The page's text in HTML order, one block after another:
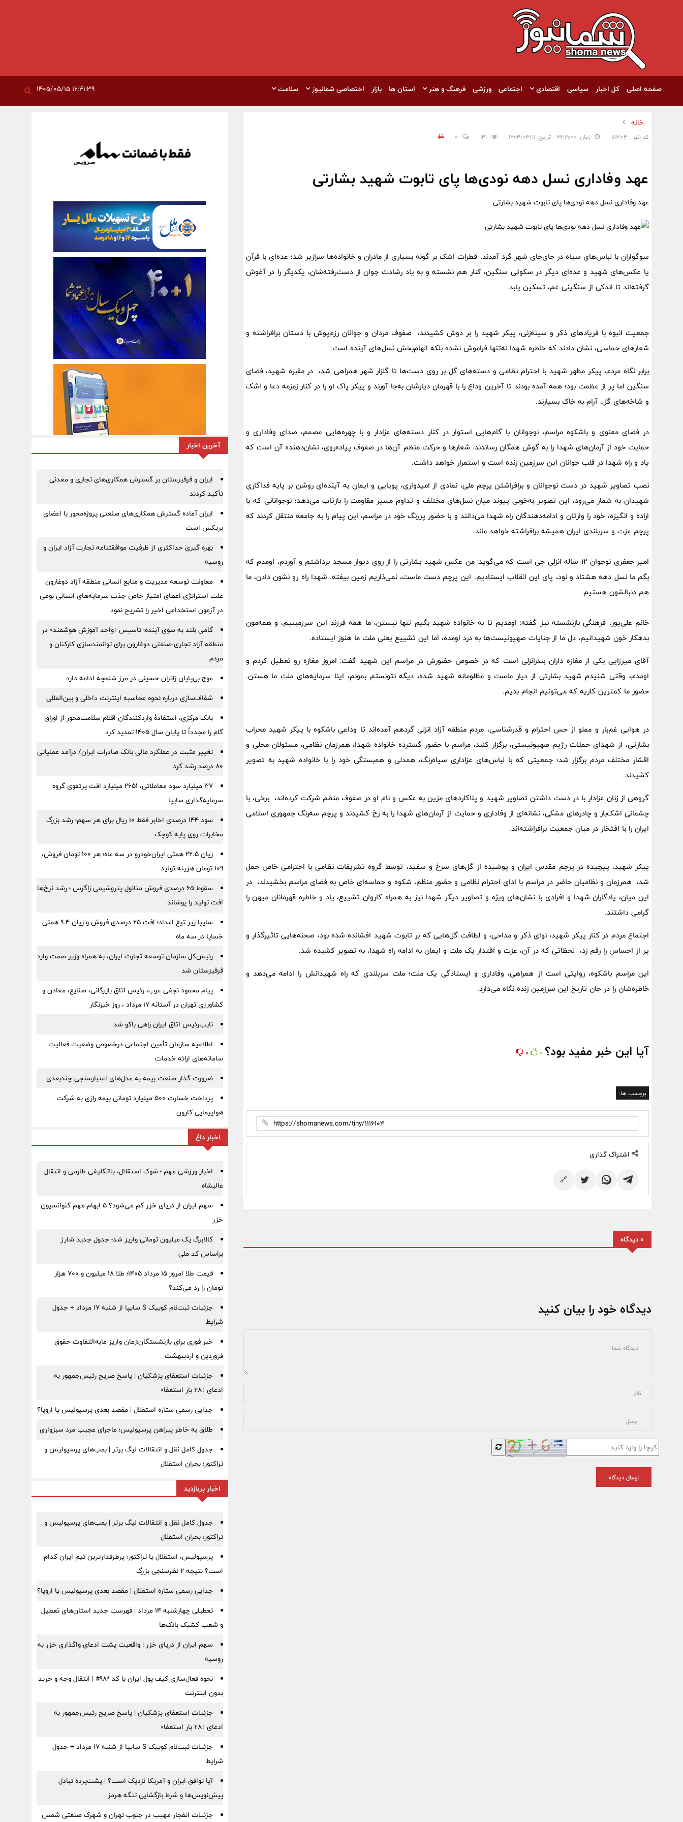
صفحه اصلی کل اخبار سیاسی اقتصادی اجتماعی ورزشی فرهنگ و هنر استان ها بازار اختصاصی شمانیوز سلامت
خانه
کد خبر : 1116104 زمان: ۲۲:۱۹:۰۰ - تاریخ: ۱۴۰۴/۰۴/۱۱ 0
عهد وفاداری نسل دهه نودی‌ها پای تابوت شهید بشارتی
عهد وفاداری نسل دهه نودی‌ها پای تابوت شهید بشارتی
سوگواران با لباس‌های سیاه در جای‌جای شهر گرد آمدند، قطرات اشک بر گونه بسیاری از مادران و خانواده‌ها سرازیر شد؛ عده‌ای با قرآن
یا عکس‌های شهید و عده‌ای دیگر در سکوتی سنگین، کنار هم نشسته و به یاد رشادت جوان از دست‌رفته‌شان، یکدیگر را در آغوش
گرفته‌اند تا اندکی از سنگینی غم، تسکین یابد.
جمعیت انبوه با فریادهای ذکر و سینه‌زنی، پیکر شهید را بر دوش کشیدند، صفوف مردان و جوانان رزم‌پوش با دستان برافراشته و
شعارهای حماسی، نشان دادند که خاطره شهدا نه‌تنها فراموش نشده بلکه الهام‌بخش نسل‌های آینده است.
برابر نگاه مردم، پیکر مطهر شهید با احترام نظامی و دسته‌های گل بر روی دست‌ها تا گلزار شهر همراهی شد، در مقبره شهید، فضای
سنگین اما پر از عظمت بود؛ همه آمده بودند تا آخرین وداع را با قهرمان دیارشان به‌جا آورند و پیکر پاک او را در کنار زمزمه دعا و اشک
و شاخه‌های گل، آرام به خاک بسپارند.
در فضای معنوی و باشکوه مراسم، نوجوانان با گام‌هایی استوار در کنار دسته‌های عزادار و با چهره‌هایی مصمم، صدای وفاداری و
حمایت خود از آرمان‌های شهدا را به گوش همگان رساندند. شعارها و حرکت منظم آن‌ها در صفوف پیاده‌روی، نشان‌دهنده آن است که
یاد و راه شهدا در قلب جوانان این سرزمین زنده است و استمرار خواهد داشت.
نصب تصاویر شهید در دست نوجوانان و برافراشتن پرچم ملی، نمادی از امیدواری، پویایی و ایمان به آینده‌ای روشن بر پایه فداکاری
شهیدان به شمار می‌رود، این تصویر به‌خوبی پیوند میان نسل‌های مختلف و تداوم مسیر مقاومت را بازتاب می‌دهد؛ نوجوانانی که با
اراده و انگیزه، خود را وارثان و ادامه‌دهندگان راه شهدا می‌دانند و با حضور پررنگ خود در مراسم، این پیام را به جامعه منتقل کردند که
پرچم عزت و سربلندی ایران همیشه برافراشته خواهد ماند.
امیر جعفری نوجوان 12 ساله انزلی چی است که می‌گوید: من عکس شهید بشارتی را از روی دیوار مسجد برداشتم و آوردم، اومدم که
بگم ما نسل دهه هشتاد و نود، پای این انقلاب ایستادیم. این پرچم دست ماست، نمی‌ذاریم زمین بیفته. شهدا راه رو نشون دادن، ما
هم دنبالشون هستیم.
خانم علی‌پور، فرهنگی بازنشسته نیز گفته: اومدیم تا به خانواده شهید بگیم تنها نیستن، ما همه فرزند این سرزمینیم، و همه‌مون
بدهکار خون شهیدانیم، دل ما از جنایات صهیونیست‌ها به درد اومده، اما این تشییع یعنی ملت ما هنوز ایستاده.
آقای میرزایی یکی از مغازه داران بندرانزلی است که در خصوص حضورش در مراسم این شهید گفت: امروز مغازه رو تعطیل کردم و
اومدم، وقتی شنیدم شهید بشارتی از دیار ماست و مظلومانه شهید شده، دیگه نتونستم بمونم، اینا سرمایه‌های ملت ما هستن.
حضور ما کمترین کاریه که می‌تونیم انجام بدیم.
در هوایی غم‌بار و مملو از حس احترام و قدرشناسی، مردم منطقه آزاد انزلی گردهم آمده‌اند تا وداعی باشکوه با پیکر شهید محراب
بشارتی، از شهدای حملات رژیم صهیونیستی، برگزار کنند، مراسم با حضور گسترده خانواده شهدا، همرزمان نظامی، مسئولان محلی و
اقشار مختلف مردم برگزار شد؛ جمعیتی که با لباس‌های عزاداری سیاه‌رنگ، همدلی و همبستگی خود را با خانواده شهید به تصویر
کشیدند.
گروهی از زنان عزادار با در دست داشتن تصاویر شهید و پلاکاردهای مزین به عکس و نام او در صفوف منظم شرکت کرده‌اند، برخی، با
چشمانی اشک‌بار و چادرهای مشکی، نشانه‌ای از وفاداری و حمایت از آرمان‌های شهدا را به رخ کشیدند و پرچم سه‌رنگ جمهوری اسلامی
ایران را با افتخار در میان جمعیت برافراشته‌اند.
پیکر شهید، پیچیده در پرچم مقدس ایران و پوشیده از گل‌های سرخ و سفید، توسط گروه تشریفات نظامی با احترامی خاص حمل
شد، همرزمان و نظامیان حاضر در مراسم با ادای احترام نظامی و حضور منظم، شکوه و حماسه‌ای خاص به فضای مراسم بخشیدند، در
این میان، یادگاران شهدا و افرادی با نشان‌های ویژه و تصاویر دیگر شهدا نیز به همراه کاروان تشییع، یاد و خاطره قهرمانان میهن را
گرامی داشتند.
اجتماع مردم در کنار پیکر شهید، نوای ذکر و مداحی، و لطافت گل‌هایی که بر تابوت شهید افشانده شده بود، صحنه‌هایی تاثیرگذار و
پر از احساس را رقم زد، لحظاتی که در آن، عزت و اقتدار یک ملت و ایمان به ادامه راه شهدا، به تصویر کشیده شد.
این مراسم باشکوه، روایتی است از همراهی، وفاداری و ایستادگی یک ملت؛ ملت سربلندی که راه شهیدانش را ادامه می‌دهد و
خاطره‌شان را در جان تاریخ این سرزمین زنده نگاه می‌دارد.
آیا این خبر مفید بود؟ 0
0
برچسب ها:
اشتراک گذاری
🔗
0 دیدگاه
دیدگاه خود را بیان کنید
ارسال دیدگاه
آخرین اخبار
ایران و قرقیزستان بر گسترش همکاری‌های تجاری و معدنی
تأکید کردند
ایران آماده گسترش همکاری‌های صنعتی پروژه‌محور با اعضای
بریکس است
بهره گیری حداکثری از ظرفیت موافقتنامه تجارت آزاد ایران و
روسیه
معاونت توسعه مدیریت و منابع انسانی منطقه آزاد دوغارون
علت استراتژی اعطای امتیاز خاص جذب سرمایه‌های انسانی بومی
در آزمون استخدامی اخیر را تشریح نمود
گامی بلند به سوی آینده؛ تأسیس «واحد آموزش هوشمند» در
منطقه آزاد تجاری-صنعتی دوغارون برای توانمندسازی کارکنان و
مردم
موج بی‌پایان زائران حسینی در مرز شلمچه ادامه دارد
شفاف‌سازی درباره نحوه محاسبه اینترنت داخلی و بین‌المللی
بانک مرکزی، استفادۀ واردکنندگان اقلام سلامت‌محور از اوراق
گام را مجدداً تا پایان سال ۱۴۰۵ تمدید کرد
تغییر مثبت در عملکرد مالی بانک صادرات ایران/ درآمد عملیاتی
80 درصد رشد کرد
۳۷ میلیارد سود معاملاتی، ۲۶۵۱ میلیارد افت پرتفوی گروه
سرمایه‌گذاری سایپا
سود ۱۴۴ درصدی اخابر فقط ۱۰ ریال برای هر سهم؛ رشد بزرگ
مخابرات روی پایه کوچک
زیان ۲۲.۵ همتی ایران‌خودرو در سه ماه؛ هر ۱۰۰ تومان فروش،
۱۰۹ تومان هزینه تولید
سقوط ۶۵ درصدی فروش متانول پتروشیمی زاگرس ؛ رشد نرخ‌ها
افت تولید را پوشاند
سایپا زیر تیغ اعداد؛ افت ۲۵ درصدی فروش و زیان ۹.۴ همتی
خساپا در سه ماه
رئیس‌کل سازمان توسعه تجارت ایران، به همراه وزیر صمت وارد
قرقیزستان شد
پیام محمود نجفی عرب، رئیس اتاق بازرگانی، صنایع، معادن و
کشاورزی تهران در آستانه 17 مرداد ، روز خبرنگار
نایب‌رئیس اتاق ایران راهی باکو شد
اطلاعیه سازمان تأمین اجتماعی درخصوص وضعیت فعالیت
سامانه‌های ارائه خدمات
ضرورت گذار صنعت بیمه به مدل‌های اعتبارسنجی چندبعدی
پرداخت خسارت ۵۰۰ میلیارد تومانی بیمه رازی به شرکت
هواپیمایی کارون
اخبار داغ
اخبار ورزشی مهم ؛ شوک استقلال، بلاتکلیفی طارمی و انتقال
عالیشاه
سهم ایران از دریای خزر کم می‌شود؟ ۵ ابهام مهم کنوانسیون
خزر
کالابرگ یک میلیون تومانی واریز شد؛ جدول جدید شارژ
براساس کد ملی
قیمت طلا امروز ۱۵ مرداد ۱۴۰۵؛ طلا ۱۸ میلیون و ۷۰۰ هزار
تومان را رد می‌کند؟
جزئیات ثبت‌نام کوییک S سایپا از شنبه ۱۷ مرداد + جدول
شرایط
خبر فوری برای بازنشستگان؛زمان واریز مابه‌التفاوت حقوق
فروردین و اردیبهشت
جزئیات استعفای پزشکیان | پاسخ صریح رئیس‌جمهور به
ادعای «۲۸ بار استعفا»
جدایی رسمی ستاره استقلال | مقصد بعدی پرسپولیس یا اروپا؟
طلاق به خاطر پیراهن پرسپولیس؛ ماجرای عجیب مرد سبزواری
جدول کامل نقل و انتقالات لیگ برتر | بمب‌های پرسپولیس و
تراکتور؛ بحران استقلال
اخبار پربازدید
جدول کامل نقل و انتقالات لیگ برتر | بمب‌های پرسپولیس و
تراکتور؛ بحران استقلال
پرسپولیس، استقلال یا تراکتور؛ پرطرفدارترین تیم ایران کدام
است؟ نتیجه ۲ نظرسنجی بزرگ
جدایی رسمی ستاره استقلال | مقصد بعدی پرسپولیس یا اروپا؟
تعطیلی چهارشنبه ۱۴ مرداد | فهرست جدید استان‌های تعطیل
و شعب کشیک بانک‌ها
سهم ایران از دریای خزر | واقعیت پشت ادعای واگذاری خزر به
روسیه
نحوه فعال‌سازی کیف پول ایران با کد *98# | انتقال وجه و خرید
بدون اینترنت
جزئیات استعفای پزشکیان | پاسخ صریح رئیس‌جمهور به
ادعای «۲۸ بار استعفا»
جزئیات ثبت‌نام کوییک S سایپا از شنبه ۱۷ مرداد + جدول
شرایط
آیا توافق ایران و آمریکا نزدیک است؟ | پشت‌پرده تبادل
پیش‌نویس‌ها و شرط بازگشایی تنگه هرمز
جزئیات انفجار مهیب در جنوب تهران و شهرک صنعتی شمس